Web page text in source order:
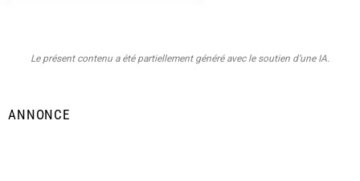
Le présent contenu a été partiellement généré avec le soutien d’une IA.
ANNONCE